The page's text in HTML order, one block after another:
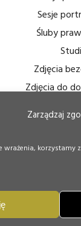
Zarządzaj
korzystamy
Sesje
Śluby
Zdjęcia
Zdjęcia do
Zdjęcia
Zdjęcia